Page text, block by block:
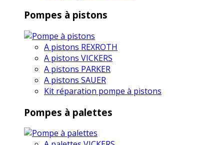
Pompes à pistons
A pistons REXROTH
A pistons VICKERS
A pistons PARKER
A pistons SAUER
Kit réparation pompe à pistons
Pompes à palettes